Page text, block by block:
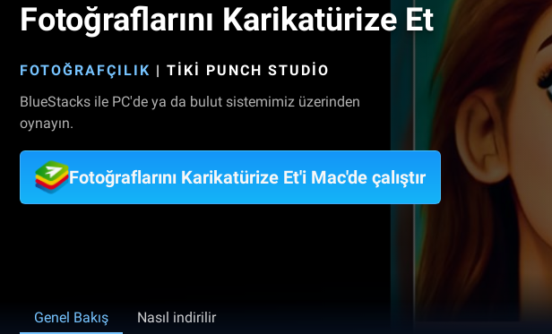
Fotoğraflarını Karikatürize Et
FOTOĞRAFÇILIK | TIKI PUNCH STUDIO
BlueStacks ile PC'de ya da bulut sistemimiz üzerinden
oynayın.
Fotoğraflarını Karikatürize Et'i Mac'de çalıştır
Genel Bakış Nasıl indirilir